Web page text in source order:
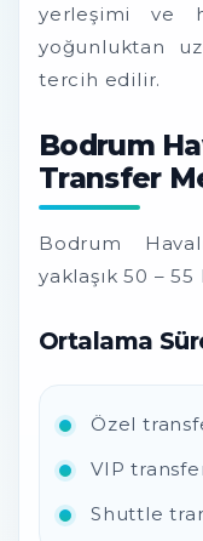
yerleşimi ve
yoğunluktan
tercih edilir.
Bodrum
Transfer
Bodrum
yaklaşık 50 –
Ortalama
Özel
VIP
Shuttle